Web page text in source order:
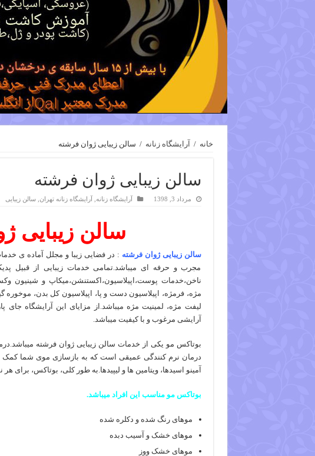
خانه / آرایشگاه زنانه / سالن زیبایی ژوان فرشته
سالن زیبایی ژوان فرشته
مرداد 3, 1398 آرایشگاه زنانه ,آرایشگاه زنانه تهران ,سالن زیبایی
سالن زیبایی
سالن زیبایی ژوان فرشته : در فضایی زیبا و مجلل آماده ی
مجرب و حرفه ای میباشد.تمامی خدمات زیبایی از قبیل
ناخن،خدمات پوست،اپیلاسیون،اکستنشن،میکاپ و شینیون
مژه، فرمژه، اپیلاسیون دست و پا، اپیلاسیون کل بدن، موخوره
لیفت مژه، لمینیت مژه میباشد.از مزایای این آرایشگاه
آرایشی مرغوب و با کیفیت میباشد.
بوتاکس مو یکی از خدمات سالن زیبایی ژوان فرشته
درمان نرم کنندگی عمیقی است که به بازسازی موی شما کمک می
آمینو اسیدها، ویتامین ها و لیپیدها.به طور کلی، بوتاکس، برای
بوتاکس مو مناسب این افراد میباشد.
موهای رنگ شده و دکلره شده
موهای خشک و آسیب دبده
موهای خشک ووز